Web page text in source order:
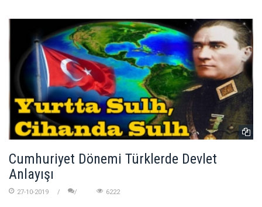
Cumhuriyet Dönemi Türklerde Devlet
Anlayışı
27-10-2019 6222